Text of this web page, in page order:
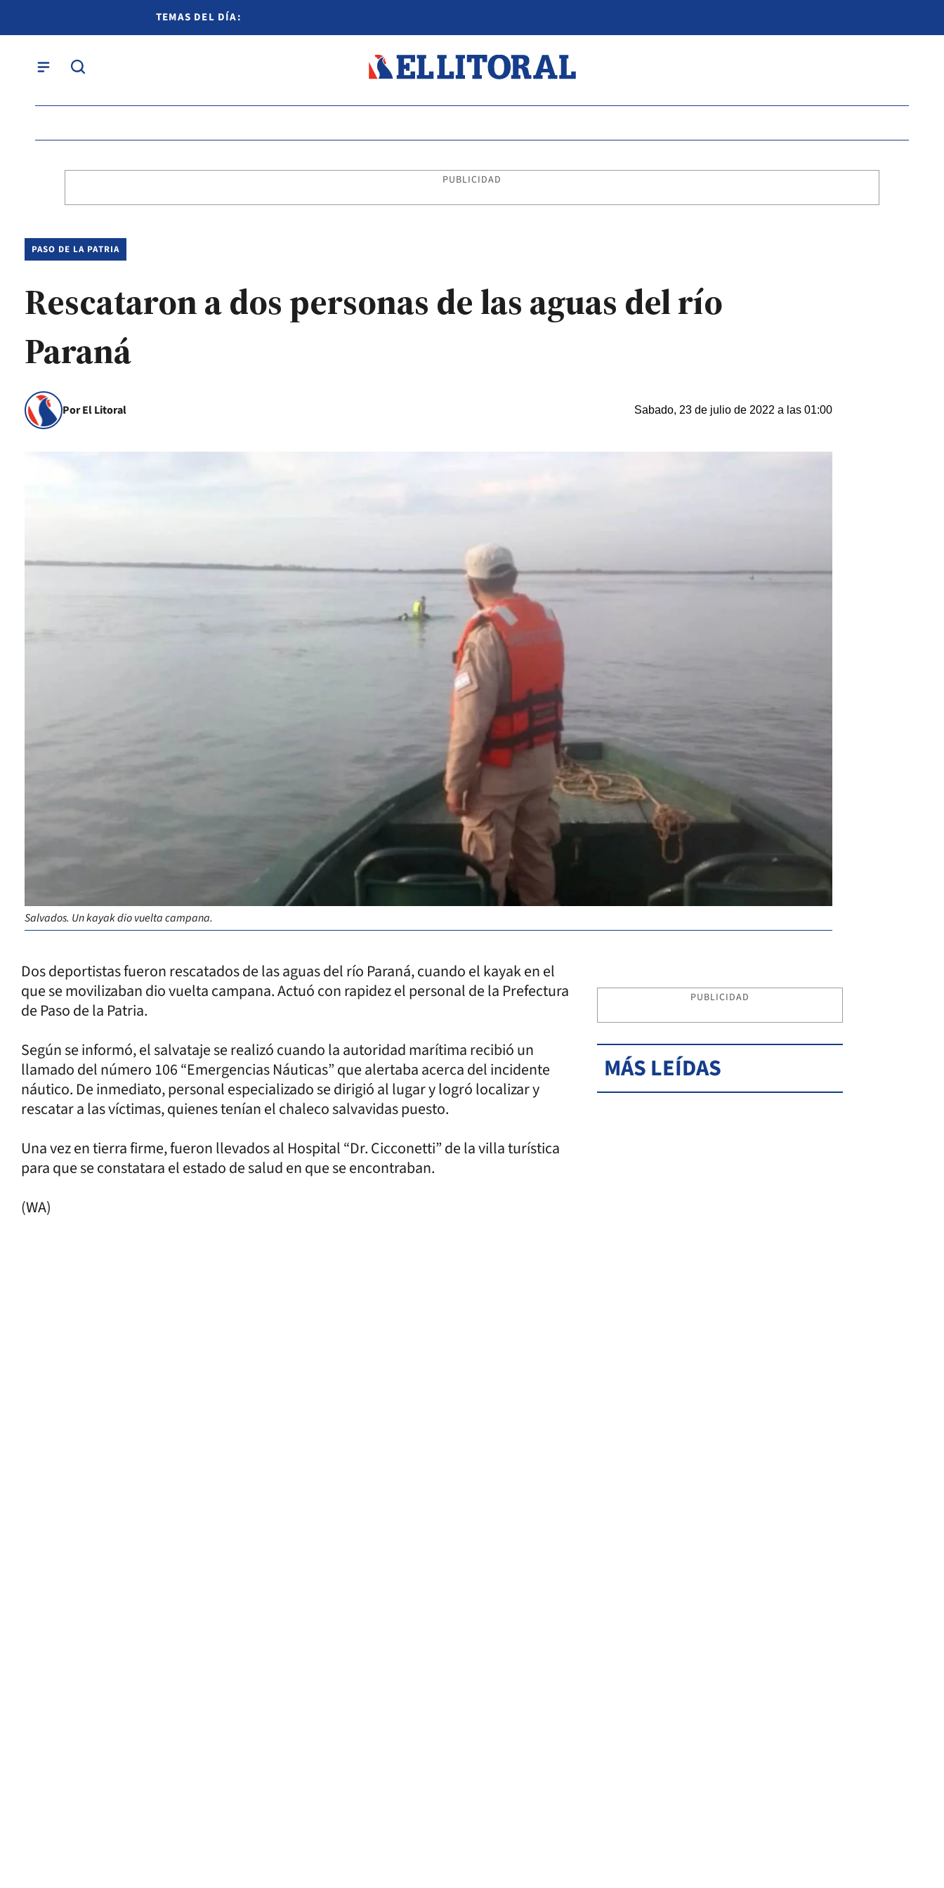
TEMAS DEL DÍA:
PUBLICIDAD
PASO DE LA PATRIA
Rescataron a dos personas de las aguas del río
Paraná
Por El Litoral Sabado, 23 de julio de 2022 a las 01:00
Salvados. Un kayak dio vuelta campana.
Dos deportistas fueron rescatados de las aguas del río Paraná, cuando el kayak en el
que se movilizaban dio vuelta campana. Actuó con rapidez el personal de la Prefectura
de Paso de la Patria.
Según se informó, el salvataje se realizó cuando la autoridad marítima recibió un
llamado del número 106 “Emergencias Náuticas” que alertaba acerca del incidente
náutico. De inmediato, personal especializado se dirigió al lugar y logró localizar y
rescatar a las víctimas, quienes tenían el chaleco salvavidas puesto.
Una vez en tierra firme, fueron llevados al Hospital “Dr. Cicconetti” de la villa turística
para que se constatara el estado de salud en que se encontraban.
(WA)
PUBLICIDAD
MÁS LEÍDAS